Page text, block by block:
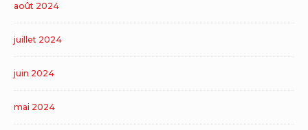
août 2024
juillet 2024
juin 2024
mai 2024